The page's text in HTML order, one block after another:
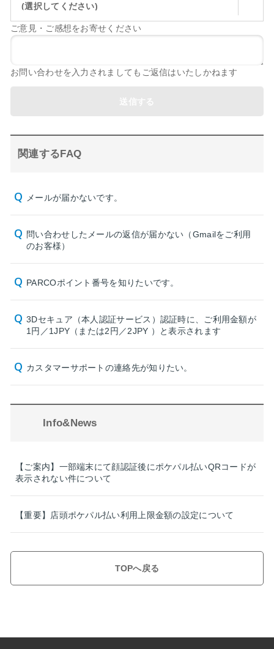
(選択してください)
ご意見・ご感想をお寄せください
お問い合わせを入力されましてもご返信はいたしかねます
関連するFAQ
メールが届かないです。
問い合わせしたメールの返信が届かない（Gmailをご利用
のお客様）
PARCOポイント番号を知りたいです。
3Dセキュア（本人認証サービス）認証時に、ご利用金額が
1円／1JPY（または2円／2JPY ）と表示されます
カスタマーサポートの連絡先が知りたい。
Info&News
【ご案内】一部端末にて顔認証後にポケパル払いQRコードが
表示されない件について
【重要】店頭ポケパル払い利用上限金額の設定について
TOPへ戻る